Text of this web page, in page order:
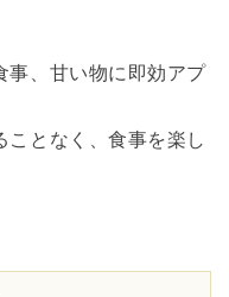
事、甘い物に即効アプ
ことなく、食事を楽し